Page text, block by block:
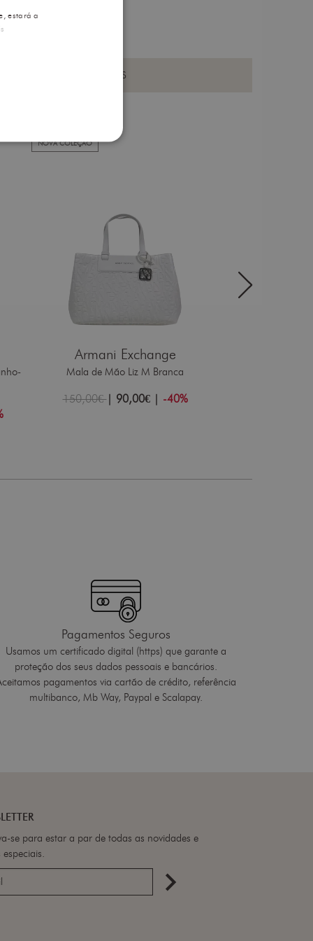
PRODUTOS VISUALIZADOS
NOVA COLEÇÃO
Armani Exchange
Mala de Mão Liz M Branca
150,00€| 90,00€| -40%
Pagamentos Seguros
Usamos um certificado digital (https) que garante a
proteção dos seus dados pessoais e bancários.
pagamentos via cartão de crédito, referência
multibanco, Mb Way, Paypal e Scalapay.
se para estar a par de todas as novidades e
navigate_next
estará a